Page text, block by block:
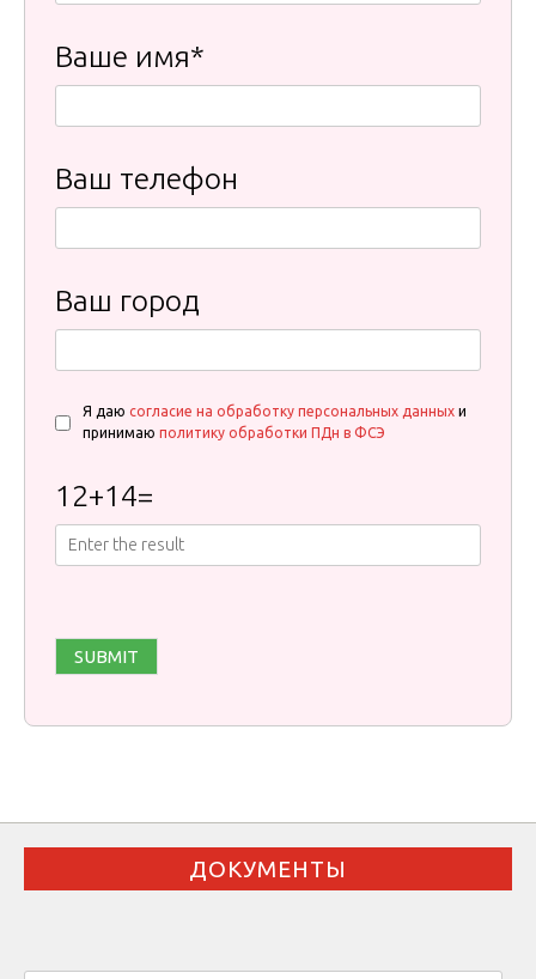
Ваше имя*
Ваш телефон
Ваш город
Я даю согласие на обработку персональных данных и
принимаю политику обработки ПДн в ФСЭ
12+14=
ДОКУМЕНТЫ